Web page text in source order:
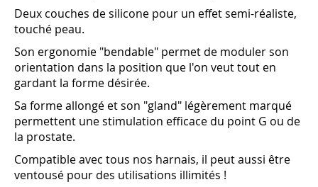
Deux couches de silicone pour un effet semi-réaliste,
touché peau.
Son ergonomie "bendable" permet de moduler son
orientation dans la position que l'on veut tout en
gardant la forme désirée.
Sa forme allongé et son "gland" légèrement marqué
permettent une stimulation efficace du point G ou de
la prostate.
Compatible avec tous nos harnais, il peut aussi être
ventousé pour des utilisations illimités !